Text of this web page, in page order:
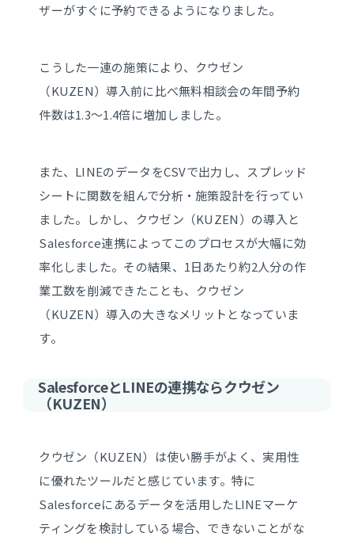
ザーがすぐに予約できるようになりました。
こうした一連の施策により、クウゼン
（KUZEN）導入前に比べ無料相談会の年間予約
件数は1.3～1.4倍に増加しました。
また、LINEのデータをCSVで出力し、スプレッド
シートに関数を組んで分析・施策設計を行ってい
ました。しかし、クウゼン（KUZEN）の導入と
Salesforce連携によってこのプロセスが大幅に効
率化しました。その結果、1日あたり約2人分の作
業工数を削減できたことも、クウゼン
（KUZEN）導入の大きなメリットとなっていま
す。
SalesforceとLINEの連携ならクウゼン
（KUZEN）
クウゼン（KUZEN）は使い勝手がよく、実用性
に優れたツールだと感じています。特に
Salesforceにあるデータを活用したLINEマーケ
ティングを検討している場合、できないことがな